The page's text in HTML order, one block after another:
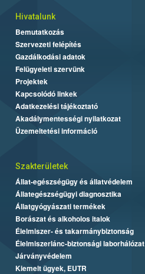
Hivatalunk
Bemutatkozás
Szervezeti felépítés
Gazdálkodási adatok
Felügyeleti szervünk
Projektek
Kapcsolódó linkek
Adatkezelési tájékoztató
Akadálymentességi nyilatkozat
Üzemeltetési információ
Szakterületek
Állat-egészségügy és állatvédelem
Állategészségügyi diagnosztika
Állatgyógyászati termékek
Borászat és alkoholos italok
Élelmiszer- és takarmánybiztonság
Élelmiszerlánc-biztonsági laborhálózat
Járványvédelem
Kiemelt ügyek, EUTR